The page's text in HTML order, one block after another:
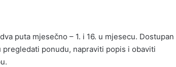
puta mjesečno – 1. i 16. u mjesecu. Dostupan
pregledati ponudu, napraviti popis i obaviti